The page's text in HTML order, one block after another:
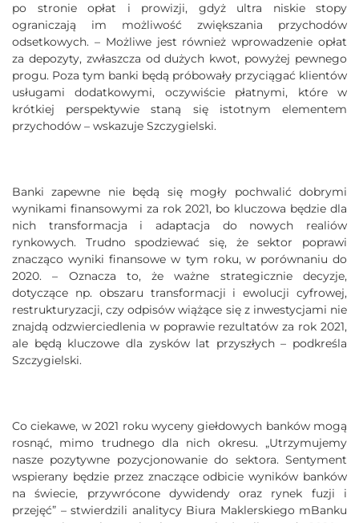
po stronie opłat i prowizji, gdyż ultra niskie stopy
ograniczają im możliwość zwiększania przychodów
odsetkowych. – Możliwe jest również wprowadzenie opłat
za depozyty, zwłaszcza od dużych kwot, powyżej pewnego
progu. Poza tym banki będą próbowały przyciągać klientów
usługami dodatkowymi, oczywiście płatnymi, które w
krótkiej perspektywie staną się istotnym elementem
przychodów – wskazuje Szczygielski.
Banki zapewne nie będą się mogły pochwalić dobrymi
wynikami finansowymi za rok 2021, bo kluczowa będzie dla
nich transformacja i adaptacja do nowych realiów
rynkowych. Trudno spodziewać się, że sektor poprawi
znacząco wyniki finansowe w tym roku, w porównaniu do
2020. – Oznacza to, że ważne strategicznie decyzje,
dotyczące np. obszaru transformacji i ewolucji cyfrowej,
restrukturyzacji, czy odpisów wiążące się z inwestycjami nie
znajdą odzwierciedlenia w poprawie rezultatów za rok 2021,
ale będą kluczowe dla zysków lat przyszłych – podkreśla
Szczygielski.
Co ciekawe, w 2021 roku wyceny giełdowych banków mogą
rosnąć, mimo trudnego dla nich okresu. „Utrzymujemy
nasze pozytywne pozycjonowanie do sektora. Sentyment
wspierany będzie przez znaczące odbicie wyników banków
na świecie, przywrócone dywidendy oraz rynek fuzji i
przejęć” – stwierdzili analitycy Biura Maklerskiego mBanku